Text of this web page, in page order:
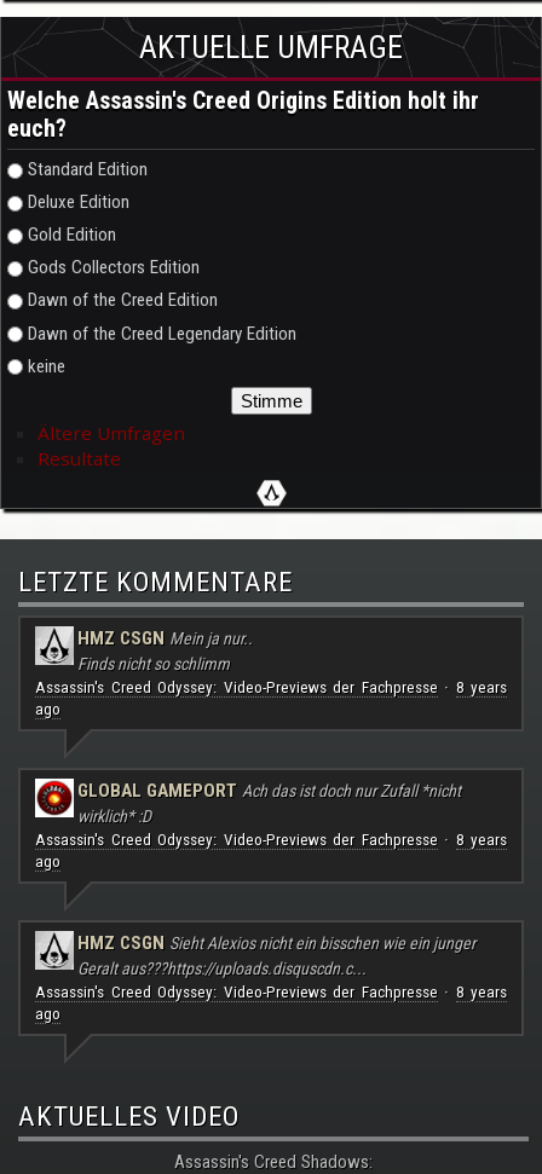
AKTUELLE UMFRAGE
Welche Assassin's Creed Origins Edition holt ihr
euch?
Auswahlmöglichkeiten
Standard Edition
Deluxe Edition
Gold Edition
Gods Collectors Edition
Dawn of the Creed Edition
Dawn of the Creed Legendary Edition
keine
Ältere Umfragen
Resultate
LETZTE KOMMENTARE
HMZ CSGN Mein ja nur..
Finds nicht so schlimm
Assassin's Creed Odyssey: Video-Previews der Fachpresse· 8 years
ago
GLOBAL GAMEPORT Ach das ist doch nur Zufall *nicht
wirklich* :D
Assassin's Creed Odyssey: Video-Previews der Fachpresse· 8 years
ago
HMZ CSGN Sieht Alexios nicht ein bisschen wie ein junger
Geralt aus???https://uploads.disquscdn.c...
Assassin's Creed Odyssey: Video-Previews der Fachpresse· 8 years
ago
AKTUELLES VIDEO
Assassin's Creed Shadows: